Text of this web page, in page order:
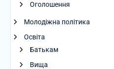
Оголошення
Молодіжна політика
Освіта
Батькам
Вища